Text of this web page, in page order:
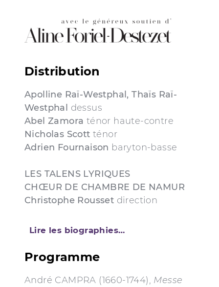
Distribution
Apolline Raï-Westphal, Thaïs Raï-
Westphal
dessus
Abel Zamora ténor haute-contre
Nicholas Scott ténor
Adrien Fournaison baryton-basse
LES TALENS LYRIQUES
CHŒUR DE CHAMBRE DE NAMUR
Christophe Rousset direction
Lire les biographies…
Programme
André CAMPRA (1660-1744), Messe